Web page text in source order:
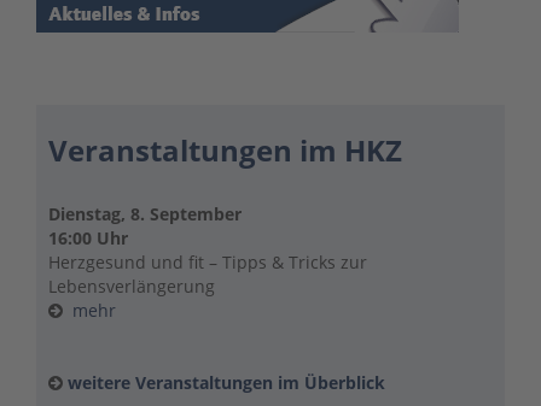
Veranstaltungen im HKZ
Dienstag, 8. September
16:00 Uhr
Herzgesund und fit – Tipps & Tricks zur
Lebensverlängerung
mehr
weitere Veranstaltungen im Überblick